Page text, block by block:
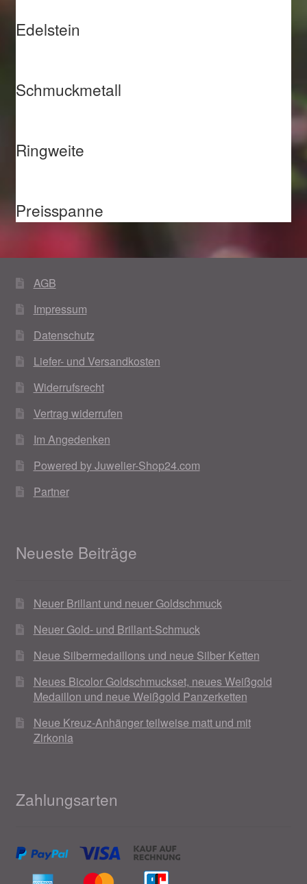
Edelstein
Schmuckmetall
Ringweite
Preisspanne
AGB
Impressum
Datenschutz
Liefer- und Versandkosten
Widerrufsrecht
Vertrag widerrufen
Im Angedenken
Powered by Juwelier-Shop24.com
Partner
Neueste Beiträge
Neuer Brillant und neuer Goldschmuck
Neuer Gold- und Brillant-Schmuck
Neue Silbermedaillons und neue Silber Ketten
Neues Bicolor Goldschmuckset, neues Weißgold
Medaillon und neue Weißgold Panzerketten
Neue Kreuz-Anhänger teilweise matt und mit
Zirkonia
Zahlungsarten